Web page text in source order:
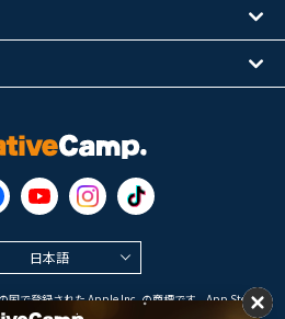
日本語
国で登録された Apple Inc. の商標です。App Store は
のサービスマークです。